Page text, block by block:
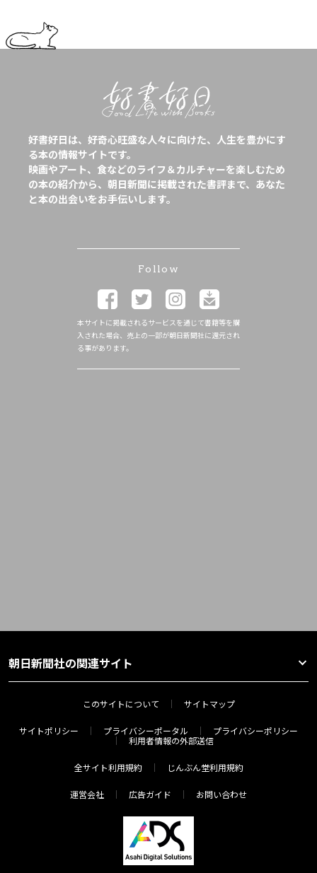
好書好日は、好奇心旺盛な人々に向けた、人生を豊かにす
る本の情報サイトです。
映画やアート、食などのライフ＆カルチャーを楽しむため
の本の紹介から、朝日新聞に掲載された書評まで、あなた
と本の出会いをお手伝いします。
Follow
本サイトに掲載されるサービスを通じて書籍等を購
入された場合、売上の一部が朝日新聞社に還元され
る事があります。
朝日新聞社の関連サイト
このサイトについて サイトマップ
サイトポリシー プライバシーポータル
プライバシーポリシー
利用者情報の外部送信
全サイト利用規約 じんぶん堂利用規約
運営会社 広告ガイド お問い合わせ